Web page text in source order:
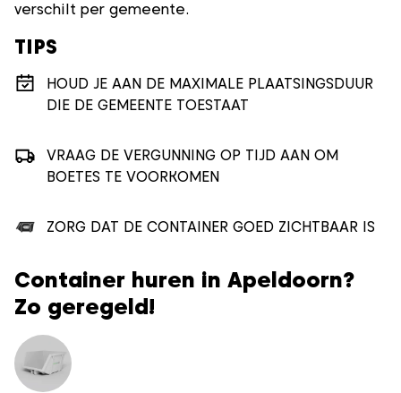
verschilt per gemeente.
TIPS
HOUD JE AAN DE MAXIMALE PLAATSINGSDUUR
DIE DE GEMEENTE TOESTAAT
VRAAG DE VERGUNNING OP TIJD AAN OM
BOETES TE VOORKOMEN
ZORG DAT DE CONTAINER GOED ZICHTBAAR IS
Container huren in Apeldoorn?
Zo geregeld!